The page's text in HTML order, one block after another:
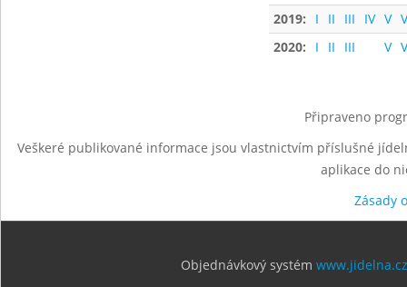
2019:
I II III IV V
2020:
I II III V
Připraveno
Veškeré publikované informace jsou vlastnictvím příslušné
aplikace do
Zásady
Objednávkový systém www.jidelna.cz